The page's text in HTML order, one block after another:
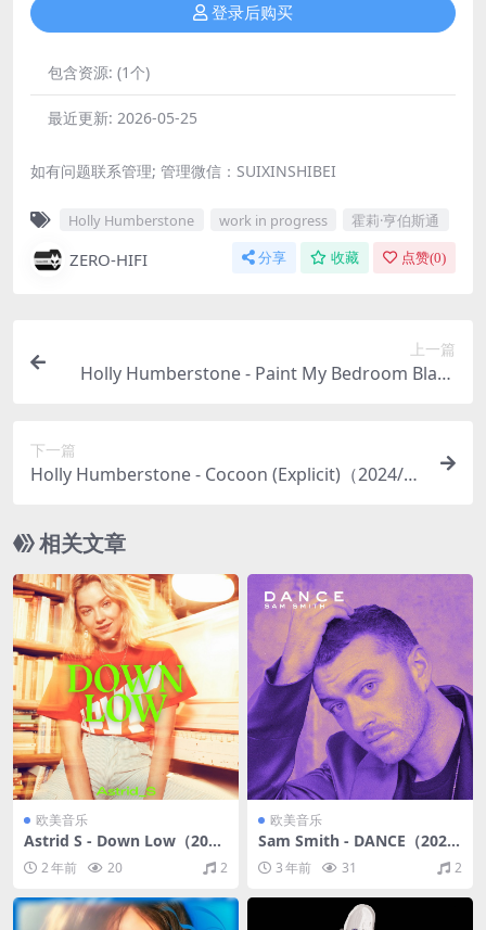
登录后购买
包含资源: (1个)
最近更新: 2026-05-25
如有问题联系管理; 管理微信：SUIXINSHIBEI
Holly Humberstone work in progress 霍莉·亨伯斯通
ZERO-HIFI 分享 收藏 点赞(0)
上一篇
Holly Humberstone - Paint My Bedroom Black
下一篇
Holly Humberstone - Cocoon (Explicit)（2024/FL
相关文章
欧美音乐
Astrid S - Down Low（201
9/FLAC/EP分轨/81.5M）
2 年前 20 2
欧美音乐
Sam Smith - DANCE（2020/
FLAC/EP分轨/130M）
3 年前 31 2